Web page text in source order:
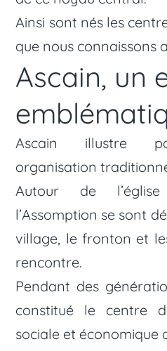
Ainsi sont nés les
que nous connaissons
Ascain, un
Ascain illustre
organisation
Autour de
l’Assomption se sont
village, le fronton et
rencontre.
Pendant des
constitué le centre
sociale et économique